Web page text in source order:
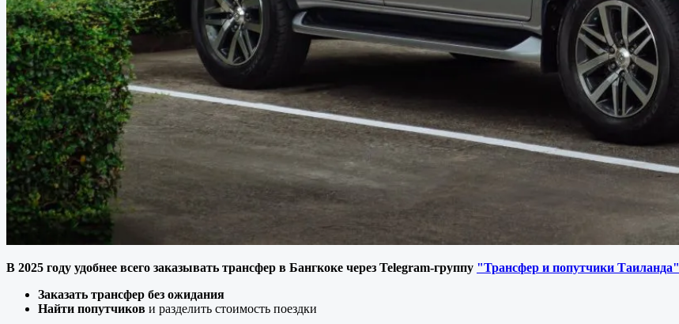
В 2025 году удобнее всего заказывать трансфер в Бангкоке через Telegram-группу "Трансфер и попутчики Таиланда"
Заказать трансфер без ожидания
Найти попутчиков и разделить стоимость поездки